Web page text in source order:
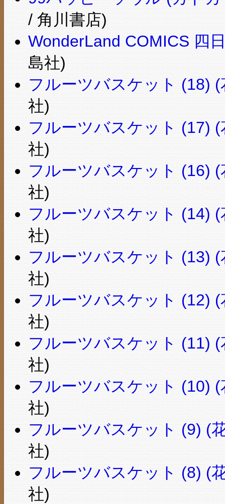
/ 角川書店)
WonderLand COMICS 四
島社)
フルーツバスケット (18)
社)
フルーツバスケット (17)
社)
フルーツバスケット (16)
社)
フルーツバスケット (14)
社)
フルーツバスケット (13)
社)
フルーツバスケット (12)
社)
フルーツバスケット (11)
社)
フルーツバスケット (10)
社)
フルーツバスケット (9) (
社)
フルーツバスケット (8) (
社)